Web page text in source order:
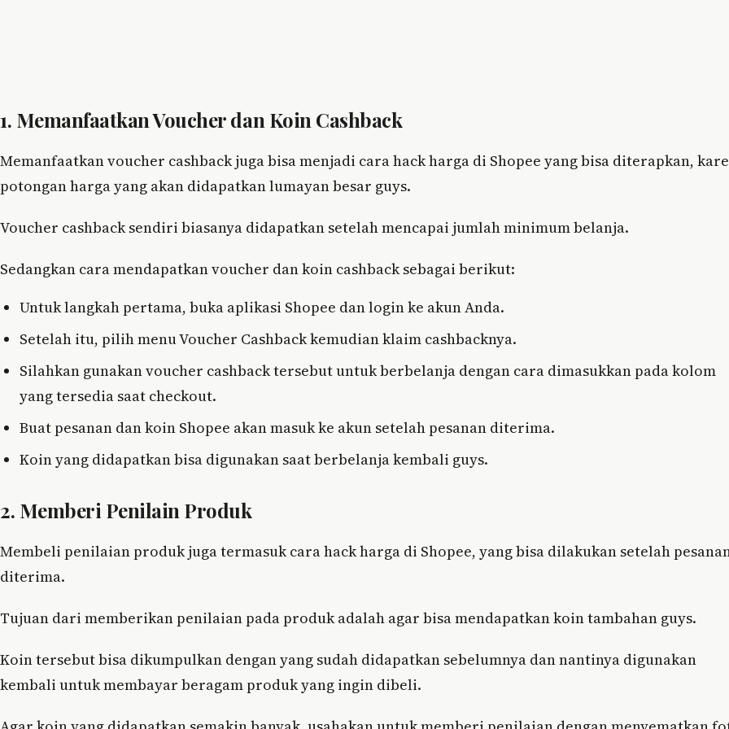
1. Memanfaatkan Voucher dan Koin Cashback
Memanfaatkan voucher cashback juga bisa menjadi cara hack harga di Shopee yang bisa diterapkan,
potongan harga yang akan didapatkan lumayan besar guys.
Voucher cashback sendiri biasanya didapatkan setelah mencapai jumlah minimum belanja.
Sedangkan cara mendapatkan voucher dan koin cashback sebagai berikut:
Untuk langkah pertama, buka aplikasi Shopee dan login ke akun Anda.
Setelah itu, pilih menu Voucher Cashback kemudian klaim cashbacknya.
Silahkan gunakan voucher cashback tersebut untuk berbelanja dengan cara dimasukkan pada kolom
yang tersedia saat checkout.
Buat pesanan dan koin Shopee akan masuk ke akun setelah pesanan diterima.
Koin yang didapatkan bisa digunakan saat berbelanja kembali guys.
2. Memberi Penilain Produk
Membeli penilaian produk juga termasuk cara hack harga di Shopee, yang bisa dilakukan setelah
diterima.
Tujuan dari memberikan penilaian pada produk adalah agar bisa mendapatkan koin tambahan guys.
Koin tersebut bisa dikumpulkan dengan yang sudah didapatkan sebelumnya dan nantinya digunakan
kembali untuk membayar beragam produk yang ingin dibeli.